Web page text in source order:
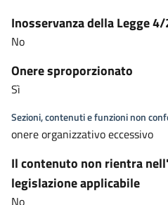
Inosservanza della Legge
No
Onere sproporzionato
Sì
Sezioni, contenuti e funzioni non
onere organizzativo eccessivo
Il contenuto non rientra
legislazione applicabile
No